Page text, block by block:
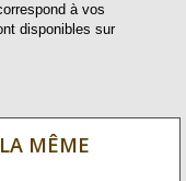
à vos
disponibles sur
MÊME